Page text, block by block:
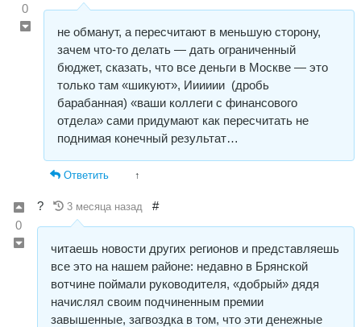
0
не обманут, а пересчитают в меньшую сторону,
зачем что-то делать — дать ограниченный
бюджет, сказать, что все деньги в Москве — это
только там «шикуют», Ииииии (дробь
барабанная) «ваши коллеги с финансового
отдела» сами придумают как пересчитать не
поднимая конечный результат…
Ответить ↑
0
? 3 месяца назад #
читаешь новости других регионов и представляешь
все это на нашем районе: недавно в Брянской
вотчине поймали руководителя, «добрый» дядя
начислял своим подчиненным премии
завышенные, загвоздка в том, что эти денежные